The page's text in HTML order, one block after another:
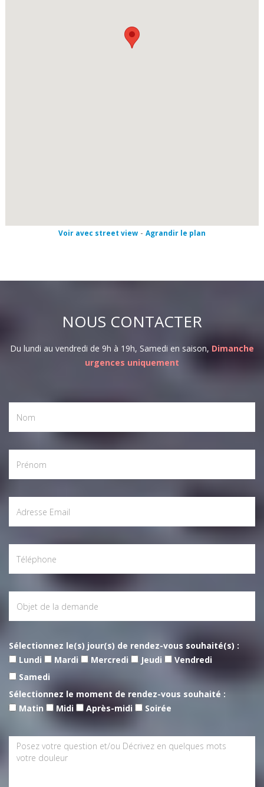
Voir avec street view - Agrandir le plan
NOUS CONTACTER
Du lundi au vendredi de 9h à 19h, Samedi en saison, Dimanche
urgences uniquement
Sélectionnez le(s) jour(s) de rendez-vous souhaité(s) :
Lundi
Mardi Mercredi Jeudi
Vendredi
Samedi
Sélectionnez le moment de rendez-vous souhaité :
Matin
Midi Après-midi Soirée